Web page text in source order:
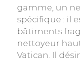
gamme, un
spécifique : il
bâtiments
nettoyeur
Vatican. Il